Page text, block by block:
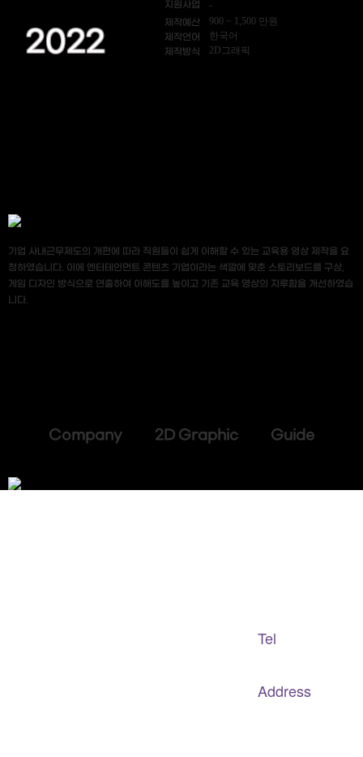
2022
지원사업 -
제작예산 900 ~ 1,500 만원
제작언어 한국어
제작방식 2D그래픽
기업 사내근무제도의 개편에 따라 직원들이 쉽게 이해할 수 있는 교육용 영상 제작을 요
청하였습니다. 이에 엔터테인먼트 콘텐츠 기업이라는 색깔에 맞춘 스토리보드를 구상,
게임 디자인 방식으로 연출하여 이해도를 높이고 기존 교육 영상의 지루함을 개선하였습
니다.
Company 2D Graphic Guide
Tel
Address